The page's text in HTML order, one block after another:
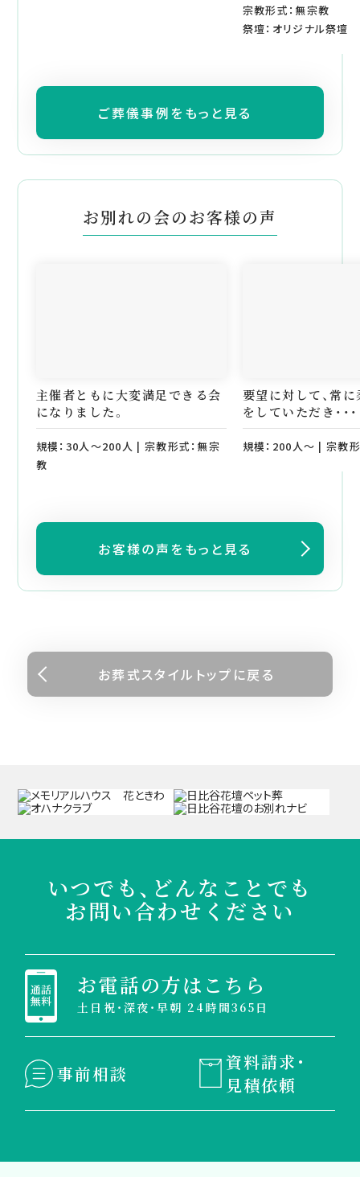
宗教形式：無宗教
祭壇：オリジナル祭壇
ご葬儀事例をもっと見る
お別れの会のお客様の声
主催者ともに大変満足できる会
になりました。
規模：30人～200人 | 宗教形式：無宗
教
要望に対して、常
をしていただき・・・
規模：200人～ | 宗教
お客様の声をもっと見る
お葬式スタイルトップに戻る
いつでも、どんなことでも
お問い合わせください
お電話の方はこちら
土日祝・深夜・早朝 24時間365日
事前相談
資料請求・
見積依頼